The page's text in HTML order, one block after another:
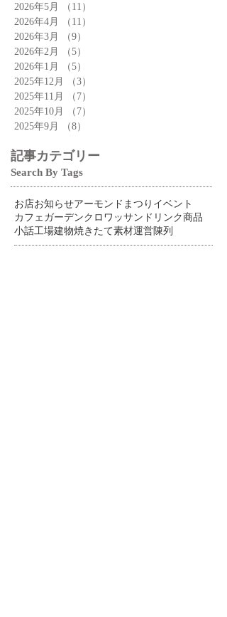
2026年5月 （11）
2026年4月
（11）
2026年3月
（9）
2026年2月
（5）
2026年1月
（5）
2025年12月
（3）
2025年11月
（7）
2025年10月
（7）
2025年9月
（8）
記事カテゴリー
Search By Tags
お店お知らせアーモンドまつり イベント
カフェ ガーデンクロワッサン ドリンク商品
小話工場建物焼きたて素材運営陳列